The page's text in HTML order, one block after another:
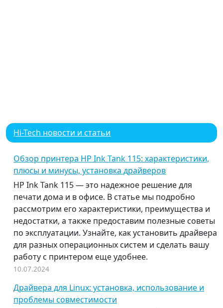
Hi-Tech новости и статьи
Обзор принтера HP Ink Tank 115: характеристики,
плюсы и минусы, установка драйверов
HP Ink Tank 115 — это надежное решение для
печати дома и в офисе. В статье мы подробно
рассмотрим его характеристики, преимущества и
недостатки, а также предоставим полезные советы
по эксплуатации. Узнайте, как установить драйвера
для разных операционных систем и сделать вашу
работу с принтером еще удобнее.
10.07.2024
Драйвера для Linux: установка, использование и
проблемы совместимости